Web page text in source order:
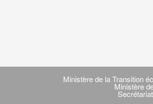
Navigation
transverseMinistère de la Transition
Ministère